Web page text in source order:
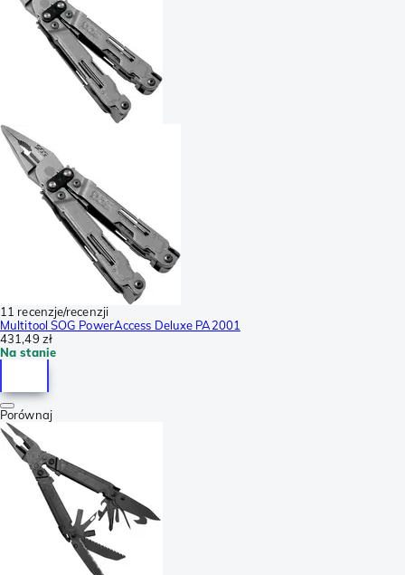
11 recenzje/recenzji
Multitool SOG PowerAccess Deluxe PA2001
431,49 zł
Na stanie
Porównaj